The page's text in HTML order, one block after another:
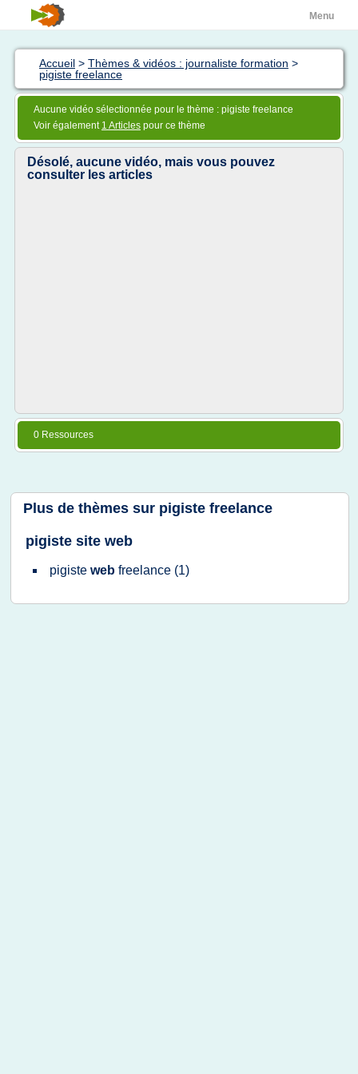
Menu
Accueil > Thèmes & vidéos : journaliste formation >
pigiste freelance
Aucune vidéo sélectionnée pour le thème : pigiste freelance
Voir également 1 Articles pour ce thème
Désolé, aucune vidéo, mais vous pouvez
consulter les articles
0 Ressources
Plus de thèmes sur pigiste freelance
pigiste site web
pigiste web freelance (1)